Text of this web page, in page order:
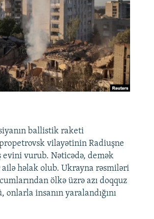
ballistik raketi
vilayətinin Radiuşne
evini vurub. Nəticədə, demək
həlak olub. Ukrayna rəsmiləri
ölkə üzrə azı doqquz
insanın yaralandığını